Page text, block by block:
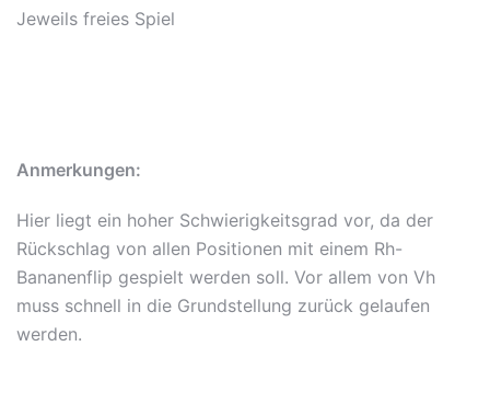
Jeweils freies Spiel
Anmerkungen:
Hier liegt ein hoher Schwierigkeitsgrad vor, da der
Rückschlag von allen Positionen mit einem Rh-
Bananenflip gespielt werden soll. Vor allem von Vh
muss schnell in die Grundstellung zurück gelaufen
werden.